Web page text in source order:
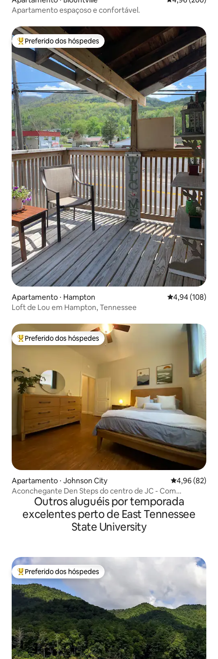
Apartamento espaçoso e confortável.
Entre os melhores preferidos dos hóspedes
Preferido dos hóspedes
Apartamento ⋅ Hampton 4,94 de uma
4,94 (108)
Loft de Lou em Hampton, Tennessee
Entre os melhores preferidos dos hóspedes
Preferido dos hóspedes
Apartamento ⋅ Johnson City 4,96 de uma
4,96 (82)
Aconchegante Den Steps do centro de JC - Com
estacionamento
Outros aluguéis por temporada
excelentes perto de East Tennessee
State University
Entre os melhores preferidos dos hóspedes
Preferido dos hóspedes